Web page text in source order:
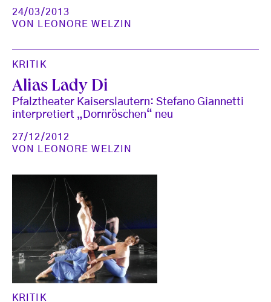
24/03/2013
VON
LEONORE WELZIN
KRITIK
Alias Lady Di
Pfalztheater Kaiserslautern: Stefano Giannetti
interpretiert „Dornröschen“ neu
27/12/2012
VON
LEONORE WELZIN
KRITIK